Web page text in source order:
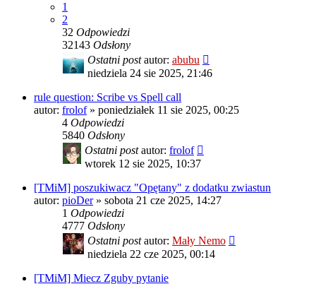
1
2
32 Odpowiedzi
32143 Odsłony
Ostatni postautor: abubu
niedziela 24 sie 2025, 21:46
rule question: Scribe vs Spell call
autor: frolof» poniedziałek 11 sie 2025, 00:25
4 Odpowiedzi
5840 Odsłony
Ostatni postautor: frolof
wtorek 12 sie 2025, 10:37
[TMiM] poszukiwacz "Opętany" z dodatku zwiastun
autor: pioDer» sobota 21 cze 2025, 14:27
1 Odpowiedzi
4777 Odsłony
Ostatni postautor: Mały Nemo
niedziela 22 cze 2025, 00:14
[TMiM] Miecz Zguby pytanie